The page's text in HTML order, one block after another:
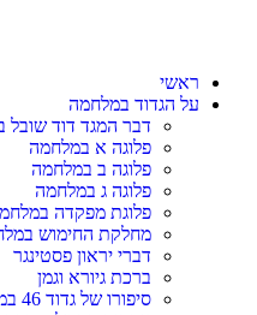
ראשי
על הגדוד במלחמה
דבר המגד דוד שובל
פלוגה א במלחמה
פלוגה ב במלחמה
פלוגה ג במלחמה
פלוגת מפקדה
מחלקת החימוש
דברי יראון פסטינגר
ברכת גיורא וגמן
סיפורו של גדוד 46 במלחמה